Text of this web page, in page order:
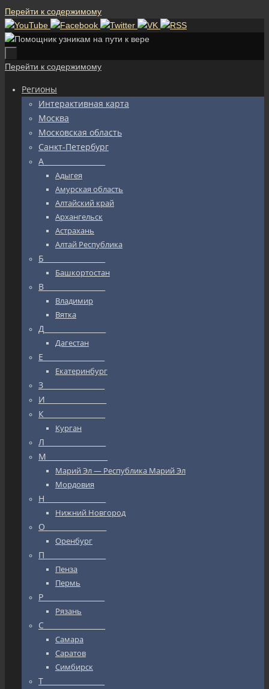
Перейти к содержимому
Перейти к содержимому
Регионы
Интерактивная карта
Москва
Московская область
Санкт-Петербург
А_________________
Адыгея
Амурская область
Алтайский край
Архангельск
Астрахань
Алтай Республика
Б_________________
Башкортостан
В_________________
Владимир
Вятка
Д_________________
Дагестан
Е_________________
Екатеринбург
З_________________
И_________________
К_________________
Курган
Л_________________
М_________________
Марий Эл — Республика Марий Эл
Мордовия
Н_________________
Нижний Новгород
О_________________
Оренбург
П_________________
Пенза
Пермь
Р_________________
Рязань
С_________________
Самара
Саратов
Симбирск
Т_________________